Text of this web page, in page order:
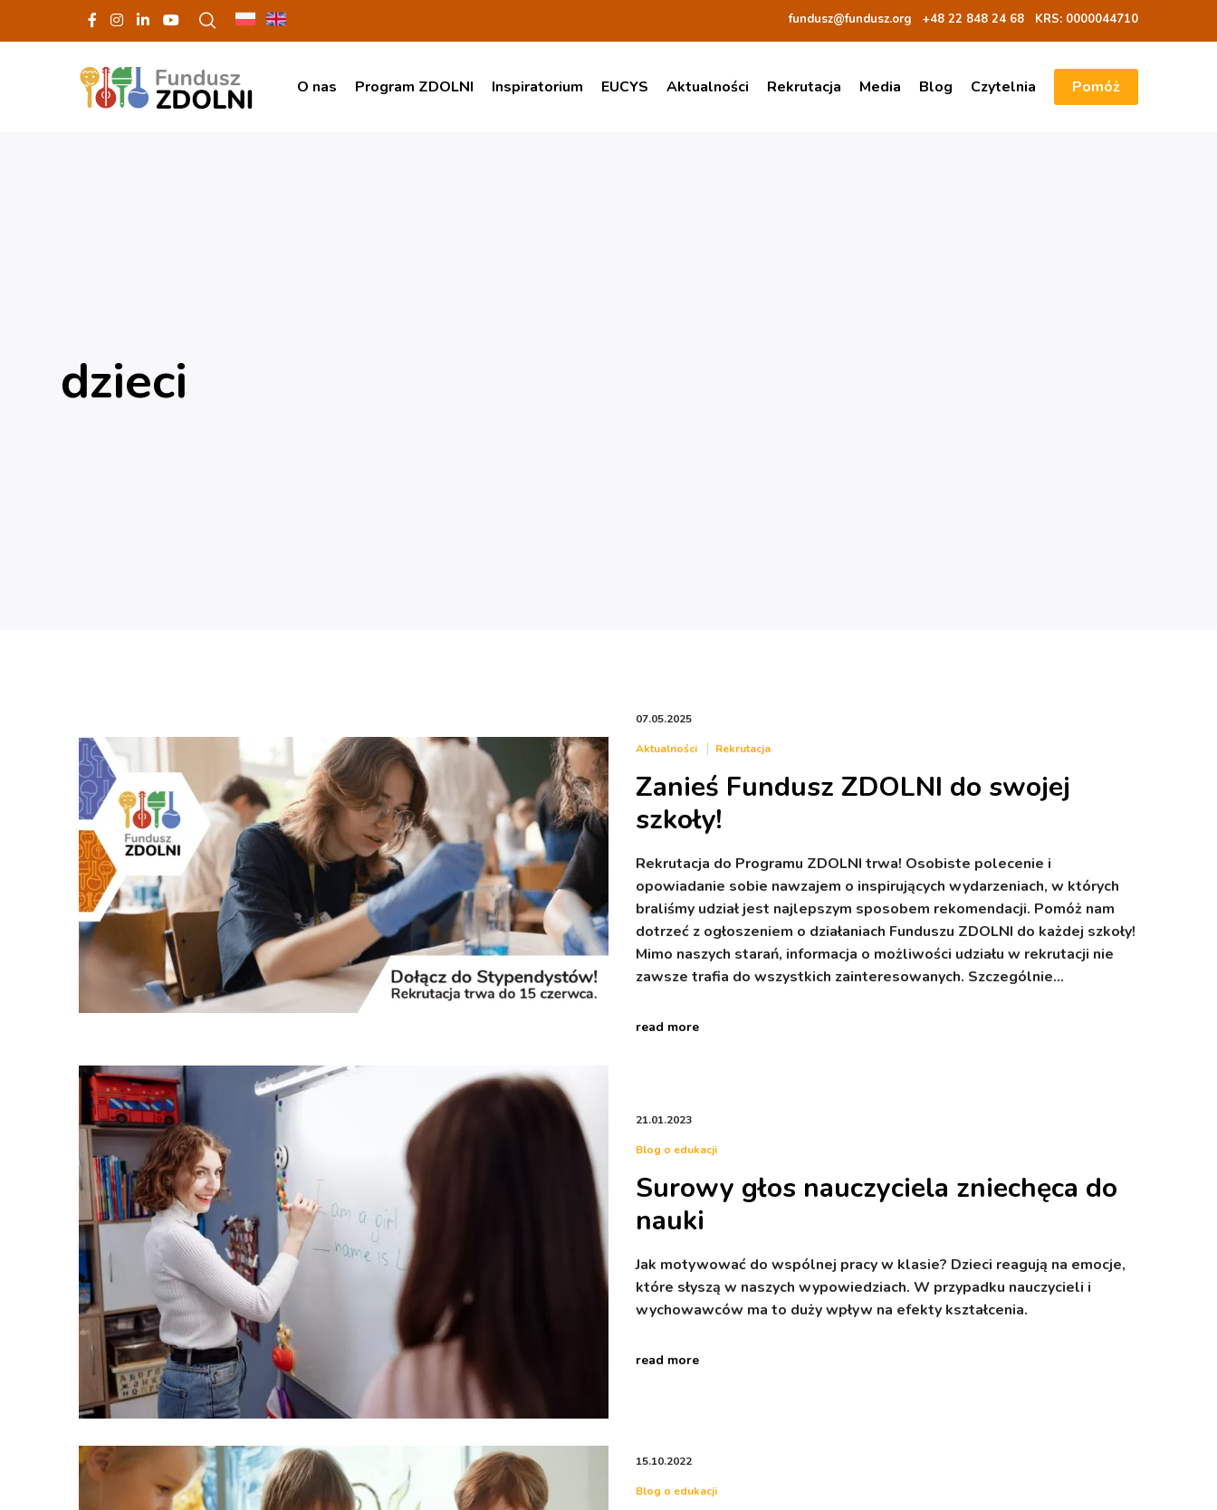
fundusz@fundusz.org +48 22 848 24 68 KRS: 0000044710
O nas Program ZDOLNI Inspiratorium EUCYS Aktualności Rekrutacja Media Blog Czytelnia Pomóż
dzieci
07.05.2025
Aktualności Rekrutacja
Zanieś Fundusz ZDOLNI do swojej
szkoły!
Rekrutacja do Programu ZDOLNI trwa! Osobiste polecenie i
opowiadanie sobie nawzajem o inspirujących wydarzeniach, w których
braliśmy udział jest najlepszym sposobem rekomendacji. Pomóż nam
dotrzeć z ogłoszeniem o działaniach Funduszu ZDOLNI do każdej szkoły!
Mimo naszych starań, informacja o możliwości udziału w rekrutacji nie
zawsze trafia do wszystkich zainteresowanych. Szczególnie…
read more
21.01.2023
Blog o edukacji
Surowy głos nauczyciela zniechęca do
nauki
Jak motywować do wspólnej pracy w klasie? Dzieci reagują na emocje,
które słyszą w naszych wypowiedziach. W przypadku nauczycieli i
wychowawców ma to duży wpływ na efekty kształcenia.
read more
15.10.2022
Blog o edukacji